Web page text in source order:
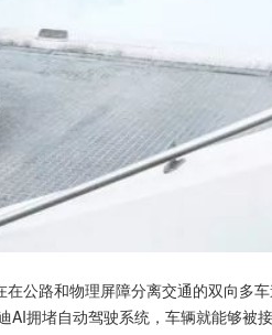
公路和物理屏障分离交通的双向多
拥堵自动驾驶系统，车辆就能够被接